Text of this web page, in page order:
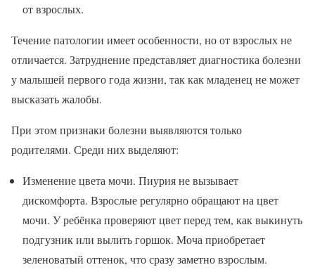
от взрослых.
Течение патологии имеет особенности, но от взрослых не
отличается. Затруднение представляет диагностика болезни
у малышей первого года жизни, так как младенец не может
высказать жалобы.
При этом признаки болезни выявляются только
родителями. Среди них выделяют:
Изменение цвета мочи. Пиурия не вызывает
дискомфорта. Взрослые регулярно обращают на цвет
мочи. У ребёнка проверяют цвет перед тем, как выкинуть
подгузник или вылить горшок. Моча приобретает
зеленоватый оттенок, что сразу заметно взрослым.